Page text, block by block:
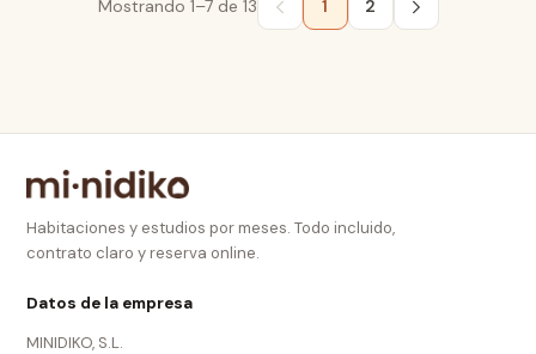
Mostrando 1–7 de 13 1 2
Habitaciones y estudios por meses. Todo incluido,
contrato claro y reserva online.
Datos de la empresa
MINIDIKO, S.L.